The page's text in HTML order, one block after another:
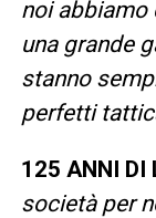
noi abbiamo
una grande
stanno
perfetti
125 ANNI DI
società per